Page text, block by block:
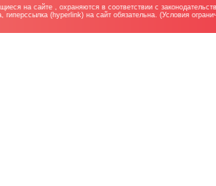
на сайте , охраняются в соответствии с
гиперссылка (hyperlink) на сайт обязательна. (Условия